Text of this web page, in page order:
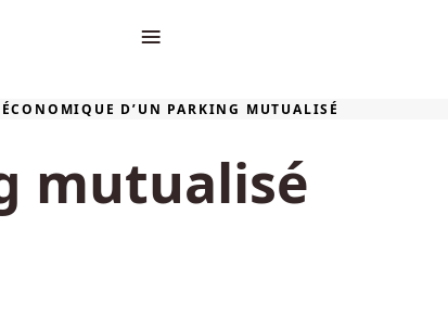
≡
D’UN PARKING MUTUALISÉ
mutualisé